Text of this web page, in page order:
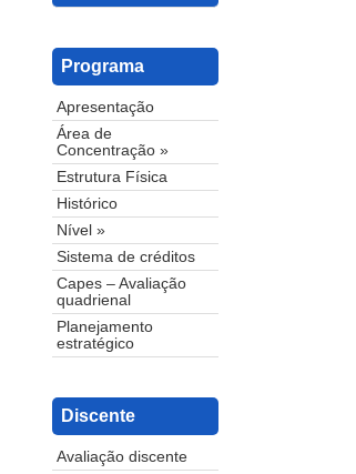
Programa
Apresentação
Área de
Concentração »
Estrutura Física
Histórico
Nível »
Sistema de créditos
Capes – Avaliação
quadrienal
Planejamento
estratégico
Discente
Avaliação discente